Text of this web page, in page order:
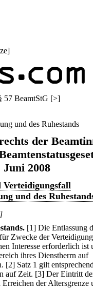
]
57 BeamtStG [>]
und des Ruhestands
der
Juni 2008
Verteidigungsfall
und des
[1] Die Entlassung
Zwecke der Verteidigung
Interesse erforderlich ist
ihres Dienstherrn auf
[2] Satz 1 gilt
auf Zeit. [3] Der Eintritt
der Altersgrenze